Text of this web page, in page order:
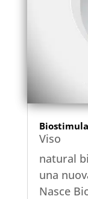
Viso
natural
una
Nasce